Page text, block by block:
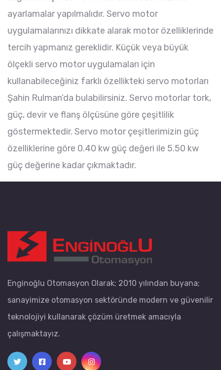
ayarlamalar yapılmalıdır. Servo motor
uygulamalarınızı dikkate alarak motor özelliklerinde
tercih yapmanız gereklidir. Küçük veya büyük
ölçekli servo motor uygulamaları için
kullanabileceğiniz farklı özellikteki servo motorları
Şahin Rulman’da bulabilirsiniz. Servo motorlar tork,
güç, devir ve flanş ölçüsüne göre çeşitlilik
göstermektedir. Servo motor çeşitlerimizin güç
özelliklerine göre 0.40 kw güç değeri ile 5.50 kw
güç değerine kadar çıkmaktadır.
Enginoğlu Otomasyon Olarak; 2010 yılından buyana;
sanayimize otomasyon sektöründe modern ve güvenilir
teknolojiyi kullanarak çözüm üretmek amacıyla
çalışmaktayız.